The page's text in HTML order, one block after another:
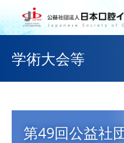
学術大会等
第49回公益社